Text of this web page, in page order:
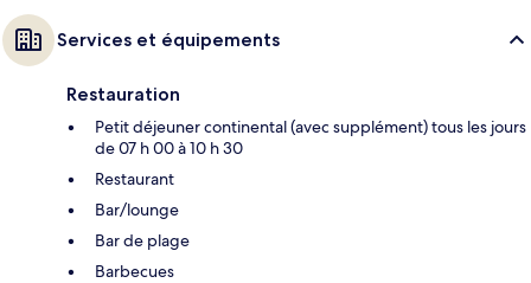
Services et équipements
Restauration
Petit déjeuner continental (avec supplément) tous les jours
de 07 h 00 à 10 h 30
Restaurant
Bar/lounge
Bar de plage
Barbecues